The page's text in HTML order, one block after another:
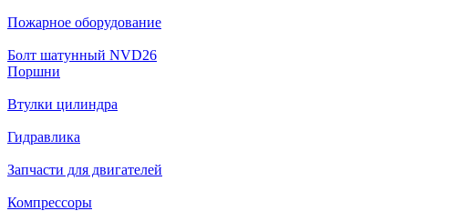
Пожарное оборудование
Болт шатунный NVD26
Поршни
Втулки цилиндра
Гидравлика
Запчасти для двигателей
Компрессоры